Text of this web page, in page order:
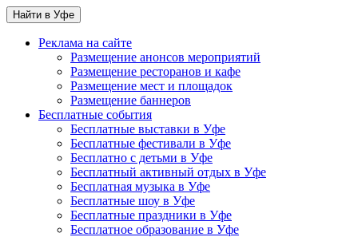
Найти в Уфе
Реклама на сайте
Размещение анонсов мероприятий
Размещение ресторанов и кафе
Размещение мест и площадок
Размещение баннеров
Бесплатные события
Бесплатные выставки в Уфе
Бесплатные фестивали в Уфе
Бесплатно с детьми в Уфе
Бесплатный активный отдых в Уфе
Бесплатная музыка в Уфе
Бесплатные шоу в Уфе
Бесплатные праздники в Уфе
Бесплатное образование в Уфе